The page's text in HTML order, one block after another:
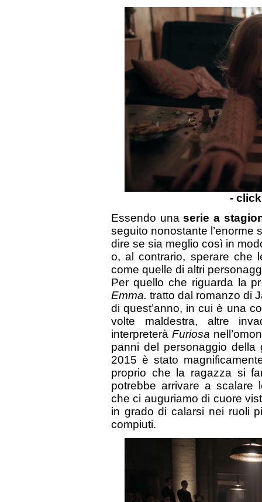
-
Essendo unaserie a
seguito nonostante l’enorme
dire se sia meglio così in
o, al contrario, sperare che
come quelle di altri
Per quello che riguarda la
Emma. tratto dal romanzo di
di quest’anno, in cui è una
volte maldestra, altre
interpreterà Furiosa
panni del personaggio
2015 è stato
proprio che la ragazza si
potrebbe arrivare a scalare
che ci auguriamo di cuore
in grado di calarsi nei ruoli
compiuti.